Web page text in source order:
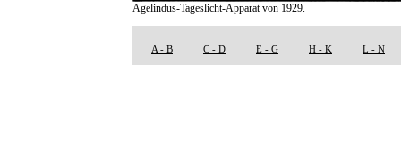
Agelindus-Tageslicht-Apparat von 1929.
A - B C - D E - G H - K L - N